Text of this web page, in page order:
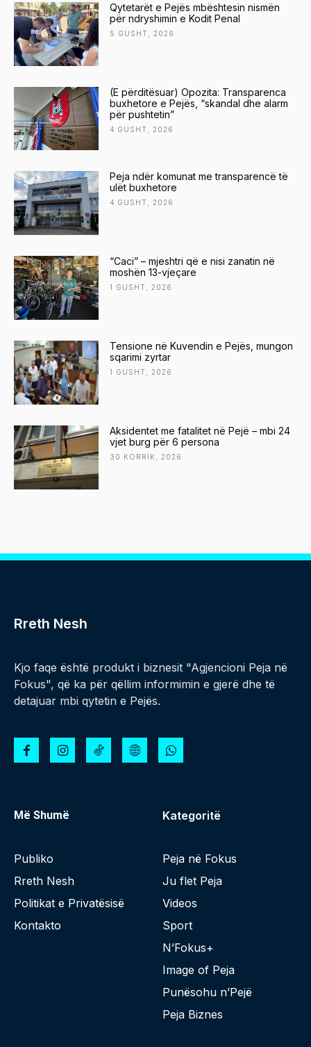
Qytetarët e Pejës mbështesin nismën
për ndryshimin e Kodit Penal
5 GUSHT, 2026
(E përditësuar) Opozita: Transparenca
buxhetore e Pejës, “skandal dhe alarm
për pushtetin”
4 GUSHT, 2026
Peja ndër komunat me transparencë të
ulët buxhetore
4 GUSHT, 2026
“Caci” – mjeshtri që e nisi zanatin në
moshën 13-vjeçare
1 GUSHT, 2026
Tensione në Kuvendin e Pejës, mungon
sqarimi zyrtar
1 GUSHT, 2026
Aksidentet me fatalitet në Pejë – mbi 24
vjet burg për 6 persona
30 KORRIK, 2026
Rreth Nesh
Kjo faqe është produkt i biznesit "Agjencioni Peja në
Fokus", që ka për qëllim informimin e gjerë dhe të
detajuar mbi qytetin e Pejës.
Më Shumë
Publiko
Rreth Nesh
Politikat e Privatësisë
Kontakto
Kategoritë
Peja në Fokus
Ju flet Peja
Videos
Sport
N’Fokus+
Image of Peja
Punësohu n’Pejë
Peja Biznes